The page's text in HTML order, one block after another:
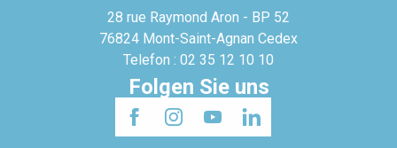
28 rue Raymond Aron - BP 52
76824 Mont-Saint-Agnan Cedex
Telefon : 02 35 12 10 10
Folgen Sie uns